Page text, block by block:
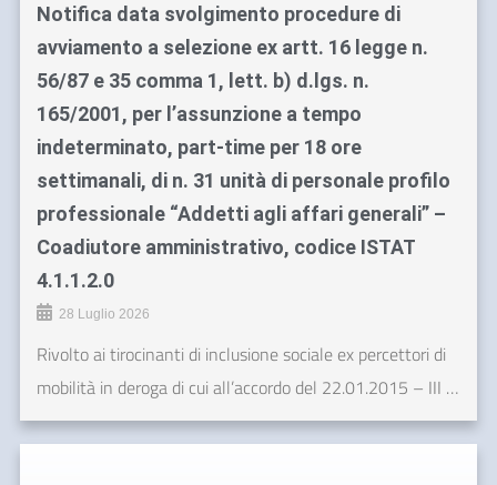
Notifica data svolgimento procedure di
avviamento a selezione ex artt. 16 legge n.
56/87 e 35 comma 1, lett. b) d.lgs. n.
165/2001, per l’assunzione a tempo
indeterminato, part-time per 18 ore
settimanali, di n. 31 unità di personale profilo
professionale “Addetti agli affari generali” –
Coadiutore amministrativo, codice ISTAT
4.1.1.2.0
28 Luglio 2026
Rivolto ai tirocinanti di inclusione sociale ex percettori di
mobilità in deroga di cui all’accordo del 22.01.2015 – III …